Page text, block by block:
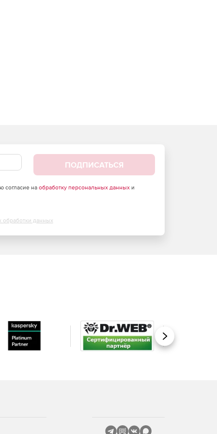
ПОДПИСАТЬСЯ
согласие на обработку персональных данныхи
обработки данных
Вперед